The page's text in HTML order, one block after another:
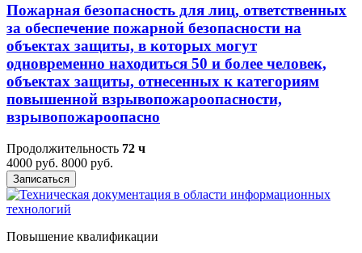
Пожарная безопасность для лиц, ответственных
за обеспечение пожарной безопасности на
объектах защиты, в которых могут
одновременно находиться 50 и более человек,
объектах защиты, отнесенных к категориям
повышенной взрывопожароопасности,
взрывопожароопасно
Продолжительность 72 ч
4000 руб. 8000 руб.
Записаться
Повышение квалификации